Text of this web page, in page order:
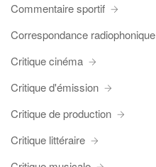
Commentaire sportif
Correspondance radiophonique
Critique cinéma
Critique d'émission
Critique de production
Critique littéraire